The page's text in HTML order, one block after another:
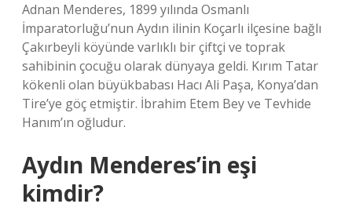
Adnan Menderes, 1899 yılında Osmanlı
İmparatorluğu’nun Aydın ilinin Koçarlı ilçesine bağlı
Çakırbeyli köyünde varlıklı bir çiftçi ve toprak
sahibinin çocuğu olarak dünyaya geldi. Kırım Tatar
kökenli olan büyükbabası Hacı Ali Paşa, Konya’dan
Tire’ye göç etmiştir. İbrahim Etem Bey ve Tevhide
Hanım’ın oğludur.
Aydın Menderes’in eşi
kimdir?